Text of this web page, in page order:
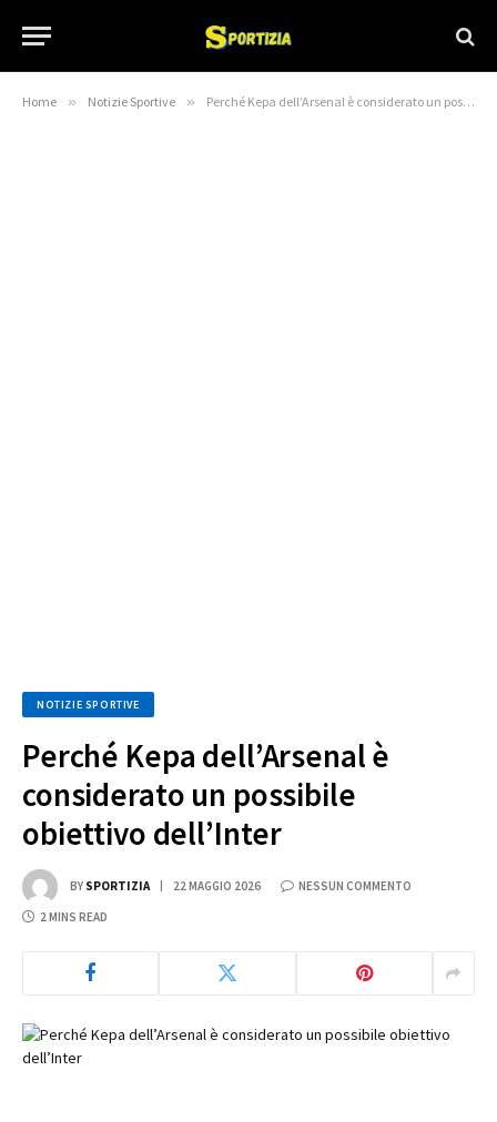
Home » Notizie Sportive » Perché Kepa dell’Arsenal è considerato un possibile obiettivo dell’Inter
NOTIZIE SPORTIVE
Perché Kepa dell’Arsenal è
considerato un possibile
obiettivo dell’Inter
BY SPORTIZIA 22 MAGGIO 2026 NESSUN COMMENTO
2 MINS READ